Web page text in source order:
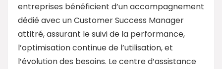
entreprises bénéficient d’un accompagnement
dédié avec un Customer Success Manager
attitré, assurant le suivi de la performance,
l’optimisation continue de l’utilisation, et
l’évolution des besoins. Le centre d’assistance